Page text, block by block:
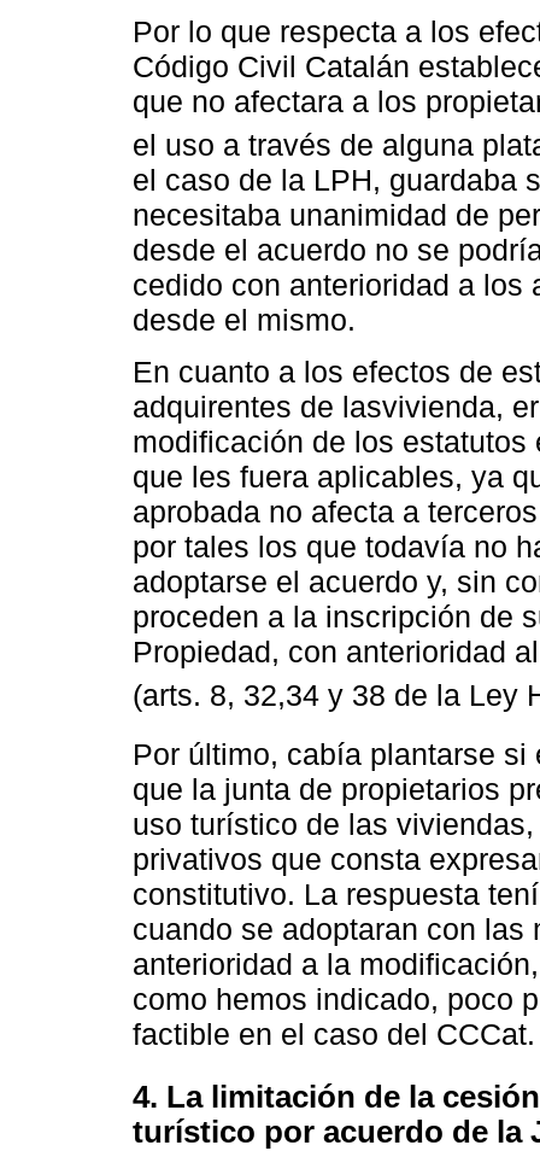
Por lo que respecta a los
Código Civil Catalán
que no afectara a los
el uso a través de alguna
el caso de la LPH, guardaba
necesitaba unanimidad de
desde el acuerdo no se
cedido con anterioridad a los
desde el mismo.
En cuanto a los efectos de
adquirentes de lasvivienda,
modificación de los
que les fuera aplicables, ya
aprobada no afecta a
por tales los que todavía no
adoptarse el acuerdo y, sin
proceden a la inscripción de
Propiedad, con anterioridad
(arts. 8, 32,34 y 38 de la Ley
Por último, cabía plantarse si
que la junta de propietarios
uso turístico de las
privativos que consta
constitutivo. La respuesta
cuando se adoptaran con
anterioridad a la
como hemos indicado, poco
factible en el caso del
4. La limitación de la
turístico por acuerdo de la